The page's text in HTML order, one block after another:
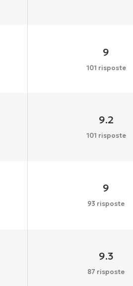
9
101 risposte
9.2
101 risposte
9
93 risposte
9.3
87 risposte